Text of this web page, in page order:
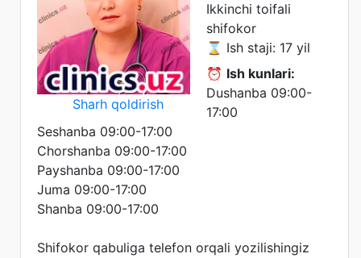
Sharh qoldirish
Ikkinchi toifali
shifokor
⌛ Ish staji: 17 yil
⏰ Ish kunlari:
Dushanba 09:00-
17:00
Seshanba 09:00-17:00
Chorshanba 09:00-17:00
Payshanba 09:00-17:00
Juma 09:00-17:00
Shanba 09:00-17:00
Shifokor qabuliga telefon orqali yozilishingiz